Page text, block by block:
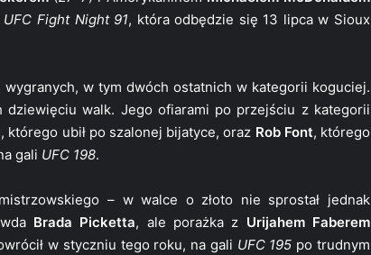
UFC Fight Night 91, która odbędzie się 13 lipca w Sioux
w tym dwóch ostatnich w kategorii koguciej.
dziewięciu walk. Jego ofiarami po przejściu z kategorii
, którego ubił po szalonej bijatyce, oraz Rob Font, którego
gali UFC 198.
– w walce o złoto nie sprostał jednak
Brada Picketta, ale porażka z Urijahem Faberem
w styczniu tego roku, na gali UFC 195 po trudnym